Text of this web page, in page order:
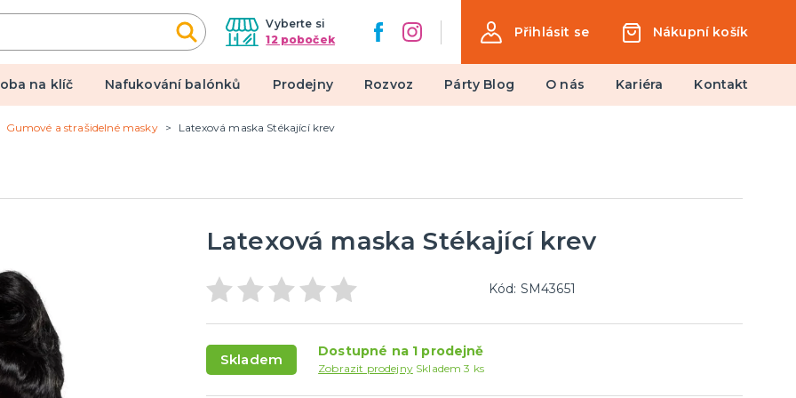
Vyberte si
12 poboček
Přihlásit se Nákupní košík
na klíč Nafukování balónků Prodejny Rozvoz Párty Blog O nás Kariéra Kontakt
a hororová párty
líčidla a efekty
kontaktní čočky
Gumové a strašidelné masky Latexová maska Stékající krev
Latexová maska Stékající krev
Kód: SM43651
Skladem Dostupné na 1 prodejně
Zobrazit prodejny Skladem 3 ks